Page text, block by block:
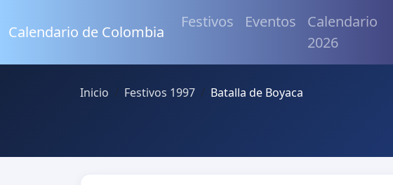
Calendario de Colombia
Festivos Eventos
Calendario
2026
Inicio Festivos 1997 Batalla de Boyaca